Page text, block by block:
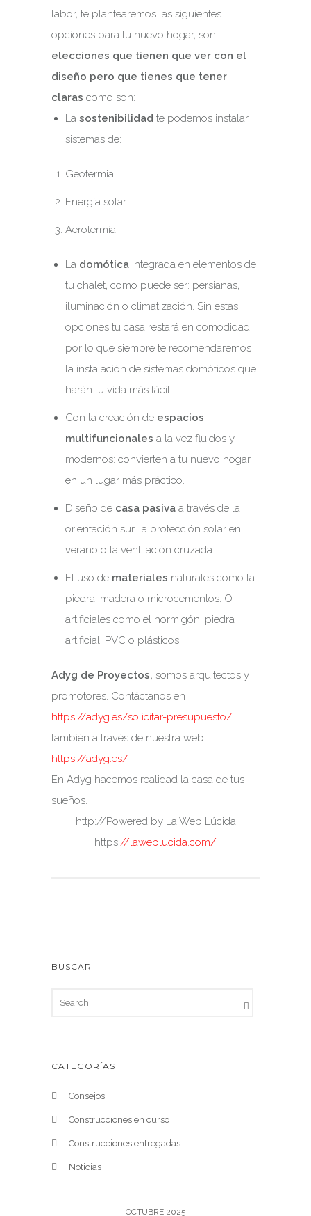
labor, te plantearemos las siguientes
opciones para tu nuevo hogar, son
elecciones que tienen que ver con el
diseño pero que tienes que tener
claras como son:
La sostenibilidad te podemos instalar
sistemas de:
Geotermia.
Energía solar.
Aerotermia.
La domóticaintegrada en elementos de
tu chalet, como puede ser: persianas,
iluminación o climatización. Sin estas
opciones tu casa restará en comodidad,
por lo que siempre te recomendaremos
la instalación de sistemas domóticos que
harán tu vida más fácil.
Con la creación deespacios
multifuncionales a la vez fluidos y
modernos: convierten a tu nuevo hogar
en un lugar más práctico.
Diseño de casa pasivaa través de la
orientación sur, la protección solar en
verano o la ventilación cruzada.
El uso de materiales naturales como la
piedra, madera o microcementos. O
artificiales como el hormigón, piedra
artificial, PVC o plásticos.
Adyg de Proyectos, somos arquitectos y
promotores. Contáctanos en
https://adyg.es/solicitar-presupuesto/
también a través de nuestra web
https://adyg.es/
En Adyg hacemos realidad la casa de tus
sueños.
http://Powered by La Web Lúcida
https://laweblucida.com/
BUSCAR
CATEGORÍAS
Consejos
Construcciones en curso
Construcciones entregadas
Noticias
OCTUBRE 2025